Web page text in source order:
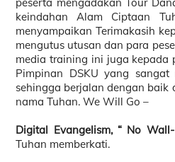
peserta mengadakan Tour
keindahan Alam Ciptaan
menyampaikan Terimakasih
mengutus utusan dan para
media training ini juga kepada
Pimpinan DSKU yang
sehingga berjalan dengan baik
nama Tuhan. We Will Go –
Digital Evangelism, “ No
Tuhan memberkati.